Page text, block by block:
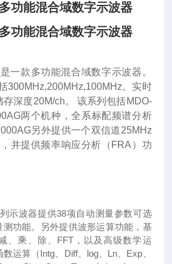
功能混合域数字示波器
功能混合域数字示波器
一款多功能混合域数字示波器。
300MHz,200MHz,100MHz。实时
存深度20M/ch。 该系列包括MDO-
两个机种，全系标配频谱分析
另外提供一个双信道25MHz
并提供频率响应分析（FRA）功
波器提供38项自动测量参数可选
功能。另外提供波形运算功能，基
、乘、除、FFT，以及高级数学运
运算（Intg、Diff、log、Ln、Exp、